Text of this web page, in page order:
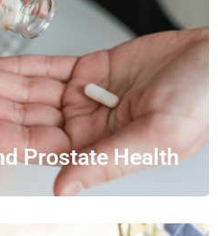
Prostate Health